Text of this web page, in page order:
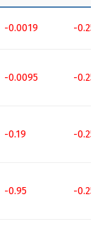
-0.0019 -
-0.0095 -
-0.19 -
-0.95 -